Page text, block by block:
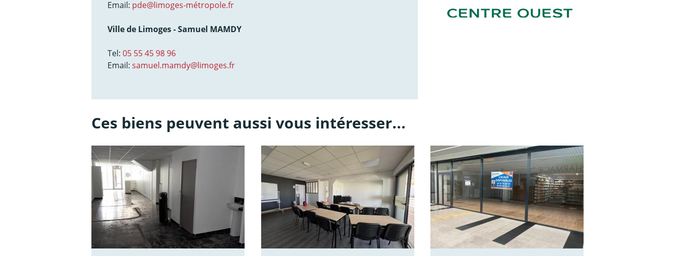
Email: pde@limoges-métropole.fr
Ville de Limoges - Samuel MAMDY
Tel: 05 55 45 98 96
Email: samuel.mamdy@limoges.fr
Ces biens peuvent aussi vous intéresser...